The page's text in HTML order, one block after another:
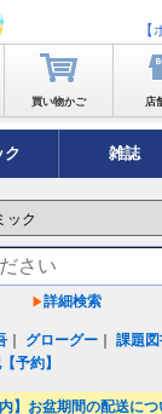
買い物かご 店
ク 雑誌
詳細検索
グローグー ｜課題
予約】
内】お盆期間の配送につ